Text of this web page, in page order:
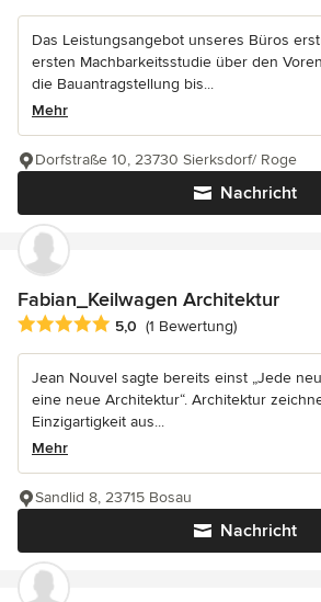
Das Leistungsangebot unseres Büros
ersten Machbarkeitsstudie über den
die Bauantragstellung bis...
Mehr
Nachricht
Dorfstraße 10, 23730 Sierksdorf/ Roge
Fabian_Keilwagen Architektur
Durchschnittliche Bewertung: 5 von 5
5,0 (1 Bewertung)
Jean Nouvel sagte bereits einst „Jede
eine neue Architektur“. Architektur
Einzigartigkeit aus...
Mehr
Nachricht
Sandlid 8, 23715 Bosau